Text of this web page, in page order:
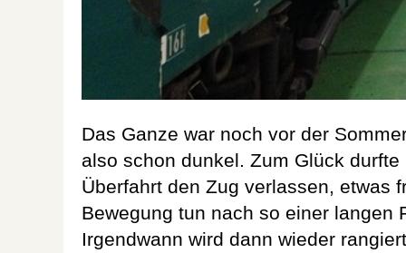
Das Ganze war noch vor der
also schon dunkel. Zum Glück
Überfahrt den Zug verlassen, etwas
Bewegung tun nach so einer langen
Irgendwann wird dann wieder